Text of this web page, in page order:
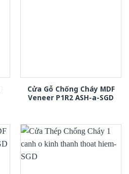
Cửa Gỗ Chống Cháy MDF
Veneer P1R2 ASH-a-SGD